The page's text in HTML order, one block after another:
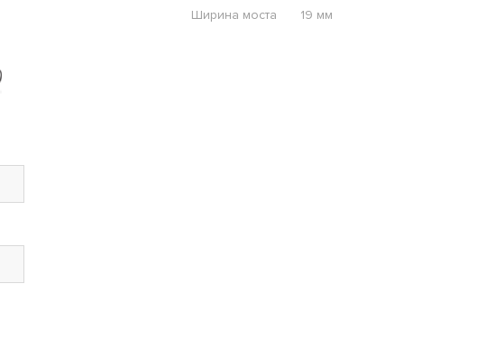
Ширина моста
19 мм